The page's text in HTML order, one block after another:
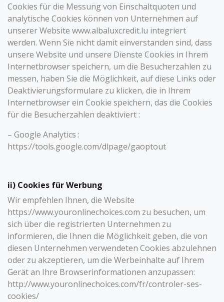
Cookies für die Messung von Einschaltquoten und
analytische Cookies können von Unternehmen auf
unserer Website www.albaluxcredit.lu integriert
werden. Wenn Sie nicht damit einverstanden sind, dass
unsere Website und unsere Dienste Cookies in Ihrem
Internetbrowser speichern, um die Besucherzahlen zu
messen, haben Sie die Möglichkeit, auf diese Links oder
Deaktivierungsformulare zu klicken, die in Ihrem
Internetbrowser ein Cookie speichern, das die Cookies
für die Besucherzahlen deaktiviert :
– Google Analytics :
https://tools.google.com/dlpage/gaoptout
ii) Cookies für Werbung
Wir empfehlen Ihnen, die Website
https://www.youronlinechoices.com zu besuchen, um
sich über die registrierten Unternehmen zu
informieren, die Ihnen die Möglichkeit geben, die von
diesen Unternehmen verwendeten Cookies abzulehnen
oder zu akzeptieren, um die Werbeinhalte auf Ihrem
Gerät an Ihre Browserinformationen anzupassen:
http://www.youronlinechoices.com/fr/controler-ses-
cookies/